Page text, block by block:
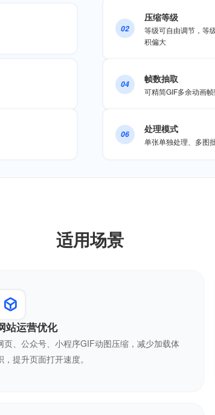
02
压缩等级
等级可自由调节，等
积偏大
04 帧数抽取
可精简GIF多余动画
06 处理模式
单张单独处理、多图
适用场景
站运营优化
页、公众号、小程序GIF动图压缩，减少加载体
，提升页面打开速度。